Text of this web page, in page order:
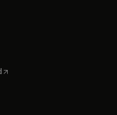
new tab
opens in a new tab
a new tab